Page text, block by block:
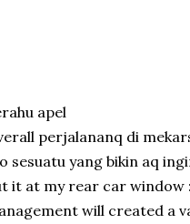
apel
perjalananq di
sesuatu yang bikin aq
it at my rear car window
will created a